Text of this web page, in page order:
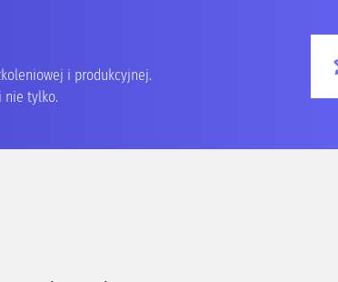
i produkcyjnej.
nie tylko.